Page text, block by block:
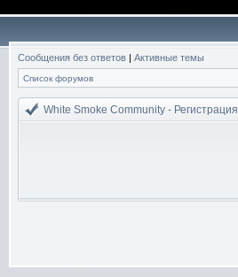
Сообщения без ответов | Активные темы
Список форумов
White Smoke Community - Регистрация